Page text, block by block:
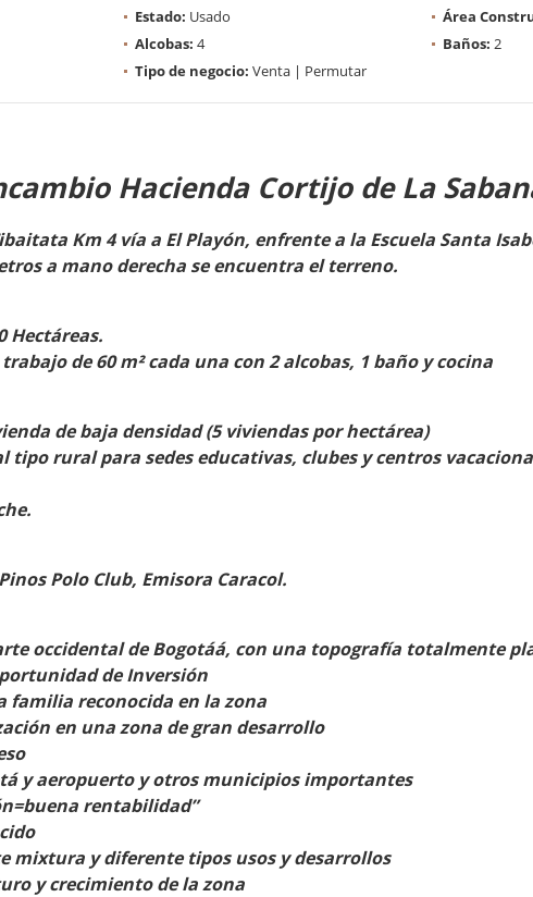
Estado: Usado Área
Alcobas: 4 Baños: 2
Tipo de negocio: Venta | Permutar
Hacienda Cortijo de La
Km 4 vía a El Playón, enfrente a la Escuela Santa
a mano derecha se encuentra el terreno.
Hectáreas.
trabajo de 60 m² cada una con 2 alcobas, 1 baño y cocina
de baja densidad (5 viviendas por hectárea)
tipo rural para sedes educativas, clubes y centros
Polo Club, Emisora Caracol.
occidental de Bogotáá, con una topografía totalmente
de Inversión
familia reconocida en la zona
en una zona de gran desarrollo
y aeropuerto y otros municipios importantes
rentabilidad”
mixtura y diferente tipos usos y desarrollos
y crecimiento de la zona